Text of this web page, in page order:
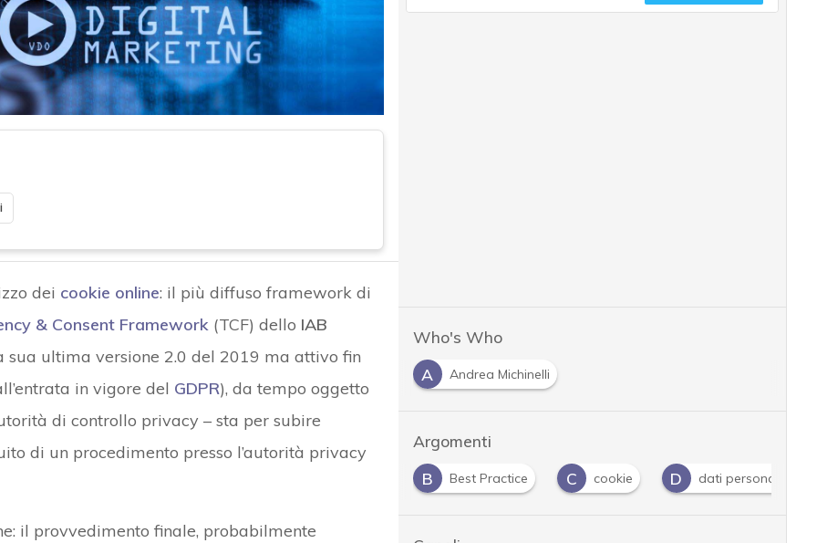
dei cookie online: il più diffuso framework di
& Consent Framework(TCF) dello IAB
sua ultima versione 2.0 del 2019 ma attivo fin
in vigore del GDPR), da tempo oggetto
di controllo privacy – sta per subire
di un procedimento presso l’autorità privacy
il provvedimento finale, probabilmente
Who's Who
A
Andrea Michinelli
Argomenti
C cookie D dati personali D digital advertising